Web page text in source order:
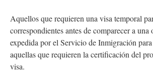
Aquellos que requieren una visa temporal
correspondientes antes de comparecer a
expedida por el Servicio de Inmigración
aquellas que requieren la certificación del
visa.